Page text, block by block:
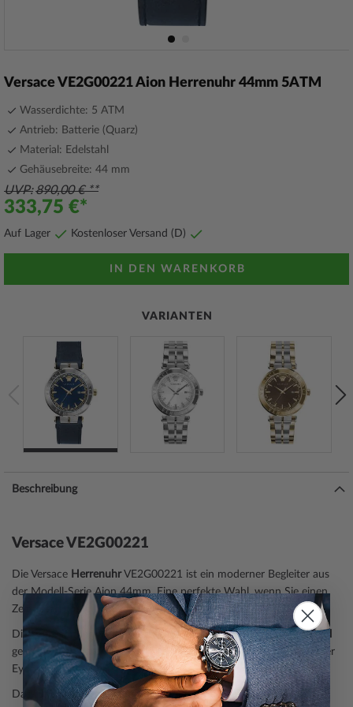
der
Bildergalerie
Versace VE2G00221 Aion Herrenuhr 44mm 5ATM
Wasserdichte: 5 ATM
Antrieb: Batterie (Quarz)
Material: Edelstahl
Gehäusebreite: 44 mm
UVP 890,00 €
333,75 €
Auf Lager Kostenloser Versand (D)
IN DEN WARENKORB
VARIANTEN
Beschreibung
Versace VE2G00221
Die Versace HerrenuhrVE2G00221 ist ein moderner Begleiter aus
der Modell-Serie Aion 44mm. Eine perfekte Wahl, wenn Sie einen
Zeitmesser mit einem zeitgemäßen Look suchen.
Die Armbanduhr verfügt über ein silbernesGehäuse , ausEdelstahl
gefertigt, das durch diemattiert, polierte Oberfläche wie ein echter
Eyecatcher wirkt.
Das e Gehäuse ist 44 mm breitsowie 12 mm hoch und